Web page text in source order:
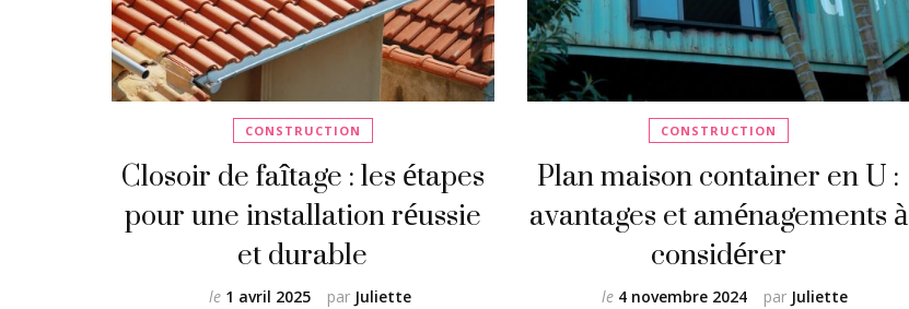
CONSTRUCTION
Closoir de faîtage : les étapes
pour une installation réussie
et durable
par Juliette
le 1 avril 2025
CONSTRUCTION
Plan maison container en U :
avantages et aménagements à
considérer
par Juliette
le 4 novembre 2024